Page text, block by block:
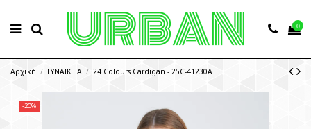
0
Αρχική ΓΥΝΑΙΚΕΙΑ 24 Colours Cardigan - 25C-41230A
-20%